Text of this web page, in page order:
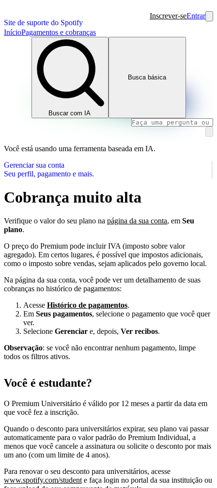
Site de suporte do Spotify
Inscrever-seEntrar
InícioPagamentos e cobranças
Buscar com IA
Busca básica
Você está usando uma ferramenta baseada em IA.
Gerenciar sua conta
Seu perfil, pagamento e mais.
Cobrança muito alta
Verifique o valor do seu plano na página da sua conta, em Seu
plano.
O preço do Premium pode incluir IVA (imposto sobre valor
agregado). Em certos lugares, é possível que impostos adicionais,
como o imposto sobre vendas, sejam aplicados pelo governo local.
Na página da sua conta, você pode ver um detalhamento de suas
cobranças no histórico de pagamentos:
Acesse Histórico de pagamentos.
Em Seus pagamentos, selecione o pagamento que você quer
ver.
Selecione Gerenciar e, depois, Ver recibos.
Observação: se você não encontrar nenhum pagamento, limpe
todos os filtros ativos.
Você é estudante?
O Premium Universitário é válido por 12 meses a partir da data em
que você fez a inscrição.
Quando o desconto para universitários expirar, seu plano vai passar
automaticamente para o valor padrão do Premium Individual, a
menos que você cancele a assinatura ou solicite o desconto por mais
um ano (com um limite de 4 anos).
Para renovar o seu desconto para universitários, acesse
www.spotify.com/student e faça login no portal da sua instituição ou